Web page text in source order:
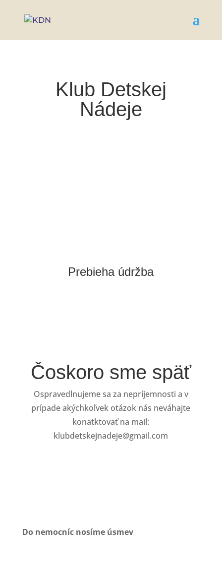
Klub Detskej
Nádeje
Prebieha údržba
Čoskoro sme späť
Ospravedlnujeme sa za nepríjemnosti a v
prípade akýchkoľvek otázok nás neváhajte
konatktovať na mail:
klubdetskejnadeje@gmail.com
Do nemocníc nosíme úsmev